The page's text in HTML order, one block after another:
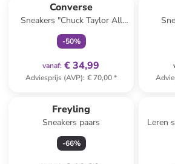
Converse
Sneakers "Chuck Taylor All
Star" grijs
-50%
vanaf: € 34,99
Adviesprijs (AVP): € 70,00*
Freyling
Sneakers paars
-66%
Leren